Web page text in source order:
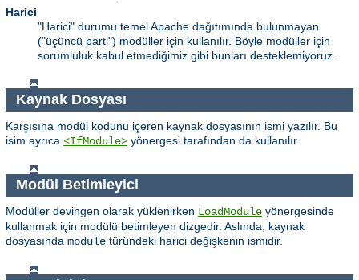
Harici
"Harici" durumu temel Apache dağıtımında bulunmayan
("üçüncü parti") modüller için kullanılır. Böyle modüller için
sorumluluk kabul etmediğimiz gibi bunları desteklemiyoruz.
Kaynak Dosyası
Karşısına modül kodunu içeren kaynak dosyasının ismi yazılır. Bu
isim ayrıca <IfModule> yönergesi tarafından da kullanılır.
Modül Betimleyici
Modüller devingen olarak yüklenirken LoadModule yönergesinde
kullanmak için modülü betimleyen dizgedir. Aslında, kaynak
dosyasında module türündeki harici değişkenin ismidir.